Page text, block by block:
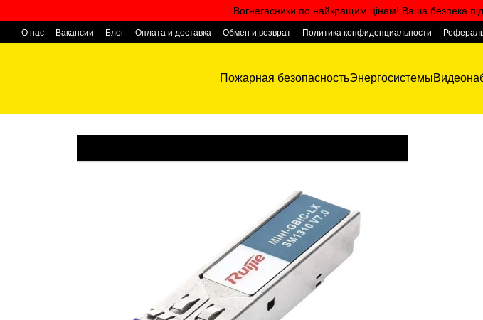
Вогнегасники по найкращим цінам! Ваша безпека
О нас Вакансии Блог Оплата и доставка Обмен и возврат Политика конфиденциальности
Пожарная безопасностьЭнергосистемы